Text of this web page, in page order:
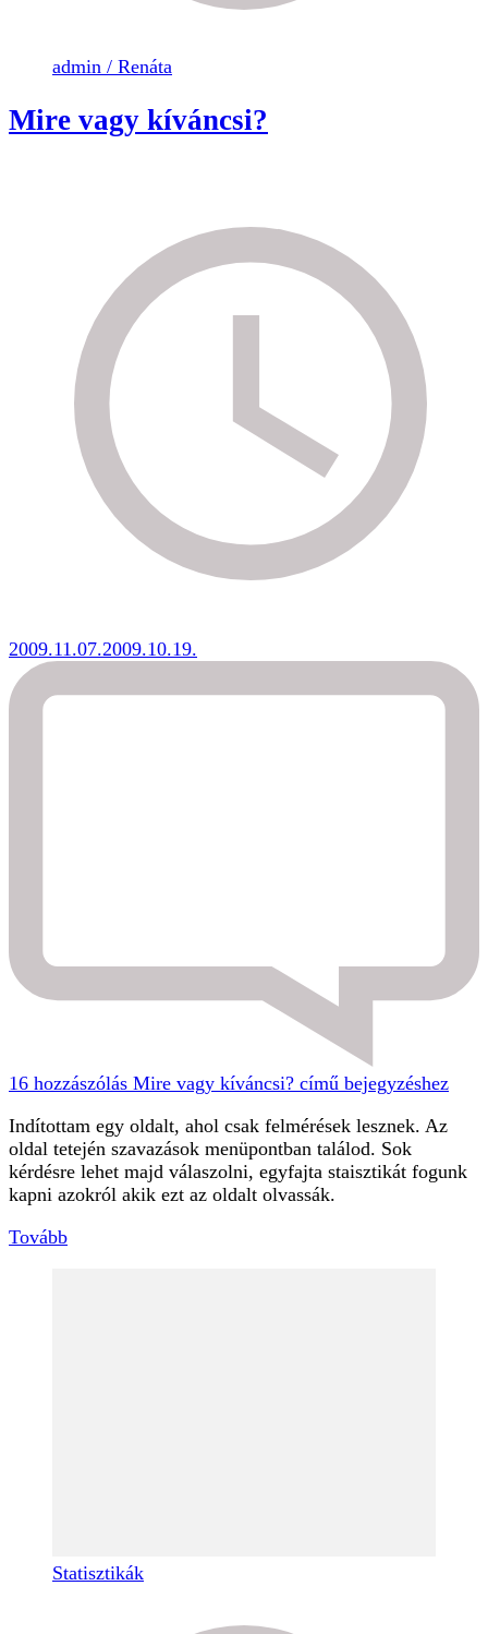
admin / Renáta
Mire vagy kíváncsi?
2009.11.07.2009.10.19.
16 hozzászólás Mire vagy kíváncsi? című bejegyzéshez
Indítottam egy oldalt, ahol csak felmérések lesznek. Az
oldal tetején szavazások menüpontban találod. Sok
kérdésre lehet majd válaszolni, egyfajta staisztikát fogunk
kapni azokról akik ezt az oldalt olvassák.
Tovább
Statisztikák